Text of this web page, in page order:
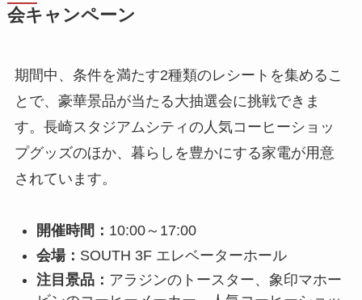
会キャンペーン
期間中、条件を満たす2種類のレシートを集めるこ
とで、豪華景品が当たる大抽選会に挑戦できま
す。長崎スタジアムシティの人気コーヒーショッ
プグッズのほか、暮らしを豊かにする家電が用意
されています。
開催時間： 10:00～17:00
会場： SOUTH 3F エレベーターホール
注目景品： アラジンのトースター、象印マホー